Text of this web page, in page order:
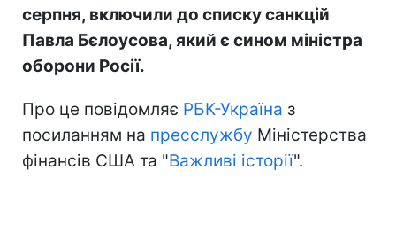
серпня, включили до списку санкцій
Павла Бєлоусова, який є сином міністра
оборони Росії.
Про це повідомляє РБК-Україна з
посиланням на пресслужбу Міністерства
фінансів США та "Важливі історії".